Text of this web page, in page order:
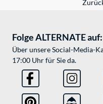
Folge ALTERNATE auf:
Über unsere Social-Media-
17:00 Uhr für Sie da.